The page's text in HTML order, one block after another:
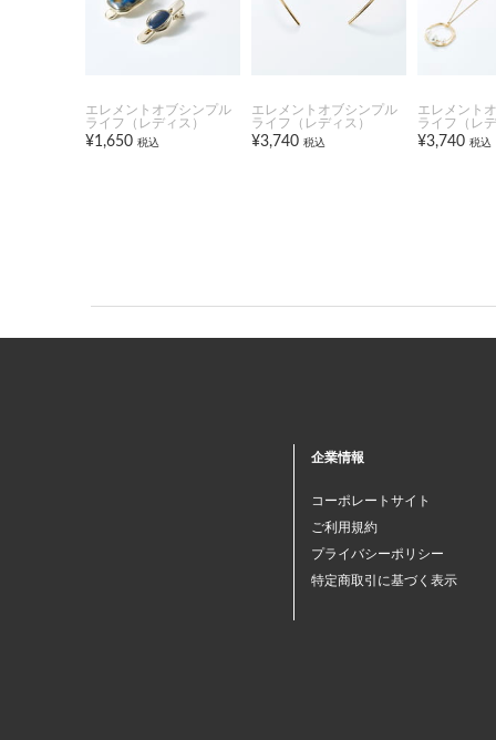
エレメントオブシンプル
ライフ（レディス）
¥1,650 税込
エレメントオブシンプル
ライフ（レディス）
¥3,740 税込
エレメント
ライフ（レ
¥3,740 税込
企業情報
コーポレートサイト
ご利用規約
プライバシーポリシー
特定商取引に基づく表示